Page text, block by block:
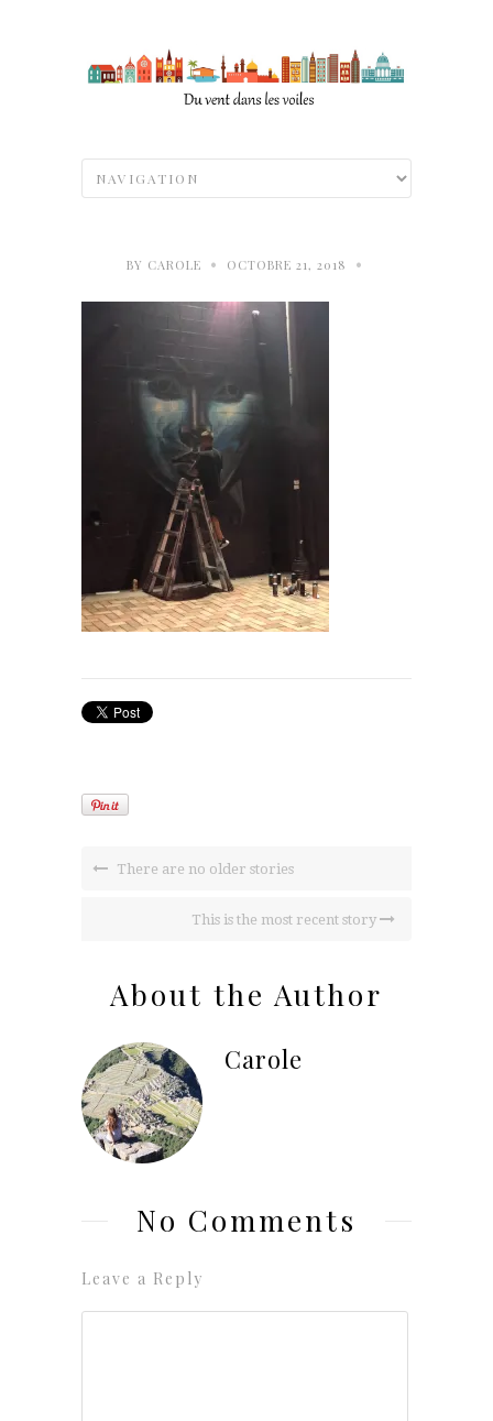
BY CAROLE • OCTOBRE 21, 2018 •
There are no older stories
This is the most recent story
About the Author
Carole
No Comments
Leave a Reply